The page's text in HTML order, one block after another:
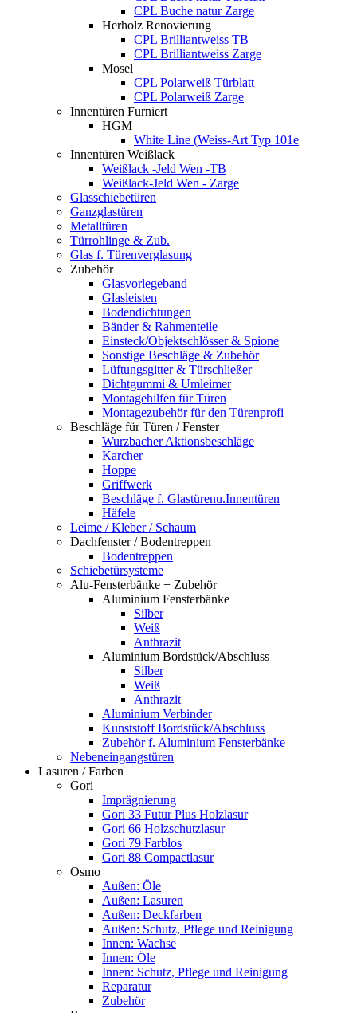
CPL Buche natur Zarge
Herholz Renovierung
CPL Brilliantweiss TB
CPL Brilliantweiss Zarge
Mosel
CPL Polarweiß Türblatt
CPL Polarweiß Zarge
Innentüren Furniert
HGM
White Line (Weiss-Art Typ 101e
Innentüren Weißlack
Weißlack -Jeld Wen -TB
Weißlack-Jeld Wen - Zarge
Glasschiebetüren
Ganzglastüren
Metalltüren
Türrohlinge & Zub.
Glas f. Türenverglasung
Zubehör
Glasvorlegeband
Glasleisten
Bodendichtungen
Bänder & Rahmenteile
Einsteck/Objektschlösser & Spione
Sonstige Beschläge & Zubehör
Lüftungsgitter & Türschließer
Dichtgummi & Umleimer
Montagehilfen für Türen
Montagezubehör für den Türenprofi
Beschläge für Türen / Fenster
Wurzbacher Aktionsbeschläge
Karcher
Hoppe
Griffwerk
Beschläge f. Glastürenu.Innentüren
Häfele
Leime / Kleber / Schaum
Dachfenster / Bodentreppen
Bodentreppen
Schiebetürsysteme
Alu-Fensterbänke + Zubehör
Aluminium Fensterbänke
Silber
Weiß
Anthrazit
Aluminium Bordstück/Abschluss
Silber
Weiß
Anthrazit
Aluminium Verbinder
Kunststoff Bordstück/Abschluss
Zubehör f. Aluminium Fensterbänke
Nebeneingangstüren
Lasuren / Farben
Gori
Imprägnierung
Gori 33 Futur Plus Holzlasur
Gori 66 Holzschutzlasur
Gori 79 Farblos
Gori 88 Compactlasur
Osmo
Außen: Öle
Außen: Lasuren
Außen: Deckfarben
Außen: Schutz, Pflege und Reinigung
Innen: Wachse
Innen: Öle
Innen: Schutz, Pflege und Reinigung
Reparatur
Zubehör